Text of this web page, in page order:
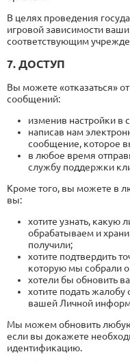
В целях проведения
игровой зависимости
соответствующим
7. ДОСТУП
Вы можете «отказаться»
сообщений:
изменив настройки в
написав нам
сообщение, которое
в любое время
службу поддержки
Кроме того, вы можете в
вы:
хотите узнать,
обрабатываем и
получили;
хотите подтвердить
которую мы собрали о
хотели бы обновить
хотите подать
вашей Личной
Мы можем обновить
если вы докажете
идентификацию.